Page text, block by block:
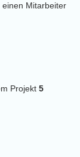
Mitarbeiter
Projekt 5